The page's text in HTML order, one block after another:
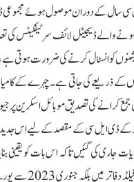
کو انسٹال کرنے کی ضرورت ہوتی
ذریعے کی جاتی ہے۔ چہرے کے
کرانے کی تصدیق موبائل اسکرین پر
جاری کی گئیں تاکہ اس بات کو
بارے میں